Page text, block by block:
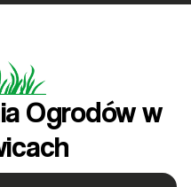
Ogrodów w